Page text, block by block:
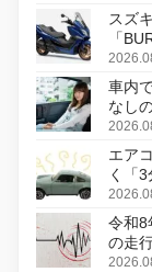
スズ
「
変更
車内
なし
エア
く「
令和8
の走